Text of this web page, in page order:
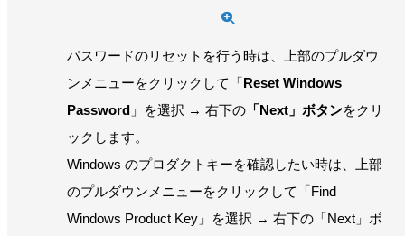
パスワードのリセットを行う時は、上部のプルダウ
ンメニューをクリックして「Reset Windows
Password 」を選択 → 右下の 「Next」ボタンをクリ
ックします。
Windows のプロダクトキーを確認したい時は、上部
のプルダウンメニューをクリックして「Find
Windows Product Key」を選択 → 右下の「Next」ボ